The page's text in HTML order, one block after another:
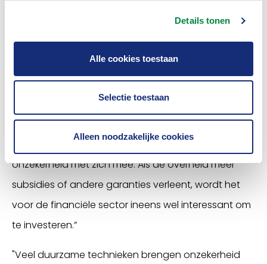
Details tonen
Alle cookies toestaan
Selectie toestaan
Alleen noodzakelijke cookies
worden daardoor ineens minder waard. Dat soort
onzekerheden zijn funest voor financierders en
daarom vinden wij dat de overheid een helder
transitiepad moet uitstippelen.”
Concrete maatregelen die Heijnen noemt, zijn onder
meer een subsidie of het afdekken van
onrendabele toppen. “Veel duurzame technieken
zijn nog relatief nieuw en brengen daardoor veel
onzekerheid met zich mee. Als de overheid meer
subsidies of andere garanties verleent, wordt het
voor de financiële sector ineens wel interessant om
te investeren.”
"Veel duurzame technieken brengen onzekerheid